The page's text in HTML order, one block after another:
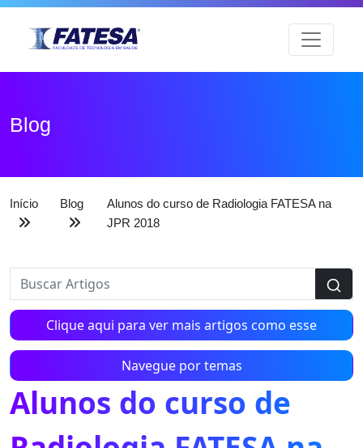
Blog
Início Blog
Alunos do curso de Radiologia FATESA na
JPR 2018
Clique aqui para ver mais artigos como esse
Navegue por temas
Alunos do curso de